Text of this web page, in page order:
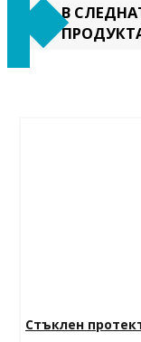
В
Стъклен